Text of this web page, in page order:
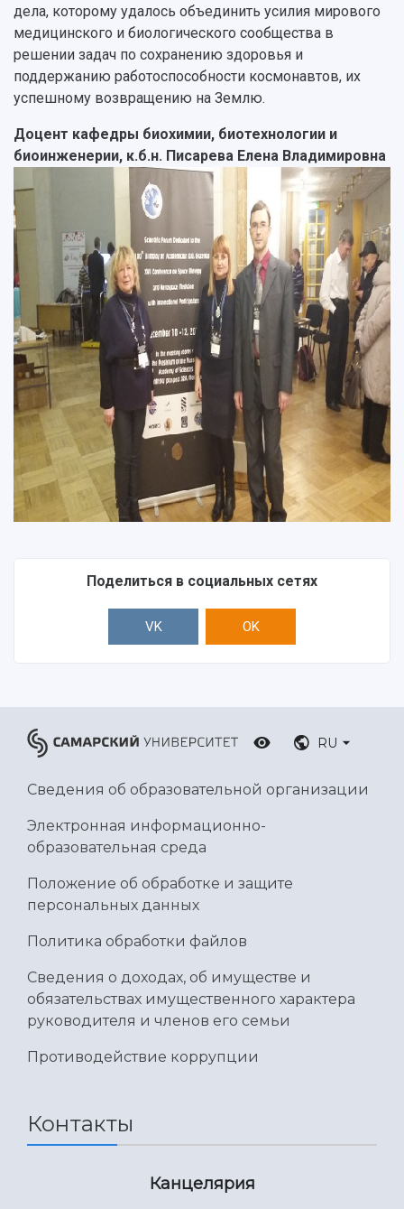
дела, которому удалось объединить усилия мирового
медицинского и биологического сообщества в
решении задач по сохранению здоровья и
поддержанию работоспособности космонавтов, их
успешному возвращению на Землю.
Доцент кафедры биохимии, биотехнологии и
биоинженерии, к.б.н. Писарева Елена Владимировна
Поделиться в социальных сетях
VK OK
RU
Сведения об образовательной организации
Электронная информационно-
образовательная среда
Положение об обработке и защите
персональных данных
Политика обработки файлов
Сведения о доходах, об имуществе и
обязательствах имущественного характера
руководителя и членов его семьи
Противодействие коррупции
Контакты
Канцелярия